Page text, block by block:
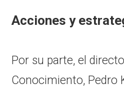
Acciones y
Por su parte, el
Conocimiento, Pedro